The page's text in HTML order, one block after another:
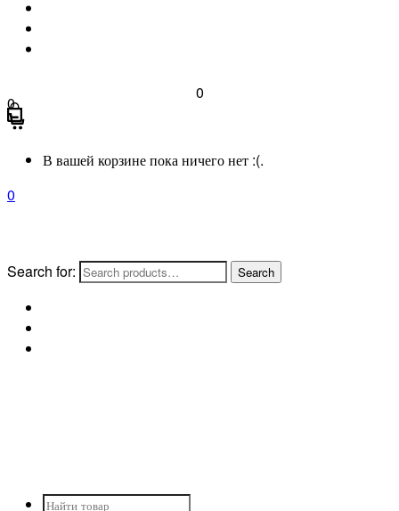
0
0
В вашей корзине пока ничего нет :(.
0
Search for: